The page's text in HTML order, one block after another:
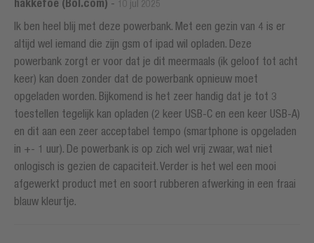
hakkefoe (Bol.com) - 10 jul 2025
Ik ben heel blij met deze powerbank. Met een gezin van 4 is er
altijd wel iemand die zijn gsm of ipad wil opladen. Deze
powerbank zorgt er voor dat je dit meermaals (ik geloof tot acht
keer) kan doen zonder dat de powerbank opnieuw moet
opgeladen worden. Bijkomend is het zeer handig dat je tot 3
toestellen tegelijk kan opladen (2 keer USB-C en een keer USB-A)
en dit aan een zeer acceptabel tempo (smartphone is opgeladen
in +- 1 uur). De powerbank is op zich wel vrij zwaar, wat niet
onlogisch is gezien de capaciteit. Verder is het wel een mooi
afgewerkt product met en soort rubberen afwerking in een fraai
blauw kleurtje.